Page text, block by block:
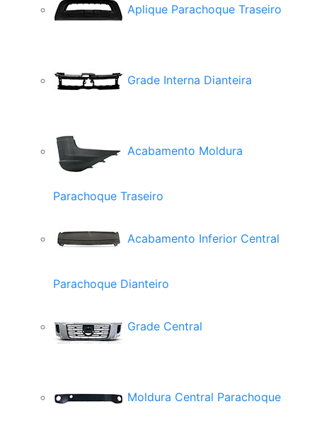
Aplique Parachoque Traseiro
Grade Interna Dianteira
Acabamento Moldura
Parachoque Traseiro
Acabamento Inferior Central
Parachoque Dianteiro
Grade Central
Moldura Central Parachoque